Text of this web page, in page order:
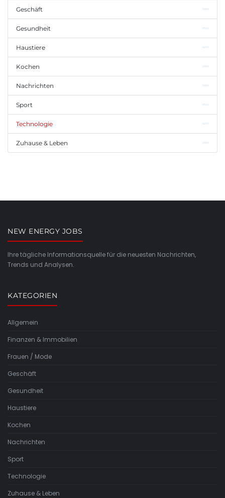
Geschäft
Gesundheit
Haustiere
Kochen
Nachrichten
Sport
Technologie
Zuhause & Leben
NEW ENERGY JOBS
Ihre tägliche Informationsquelle für die neuesten Nachrichten,
Trends und Analysen.
KATEGORIEN
Allgemein
Finanzen & Immobilien
Frauen / Mode
Geschäft
Gesundheit
Haustiere
Kochen
Nachrichten
Sport
Technologie
Zuhause & Leben